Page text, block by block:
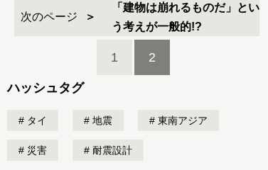
次のページ
「建物は崩れるものだ」とい
う考えが一般的!?
1 2
ハッシュタグ
タイ 地震 東南アジア
災害 耐震設計